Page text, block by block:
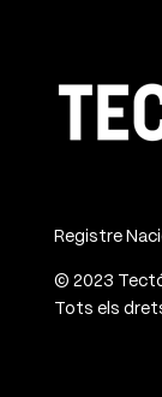
Registre
© 2023
Tots els